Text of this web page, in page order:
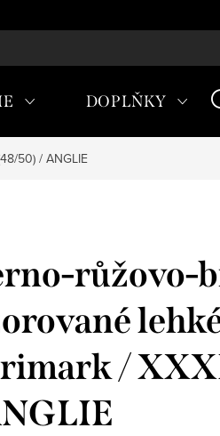
DOPLŇKY
50) / ANGLIE
růžovo-
/